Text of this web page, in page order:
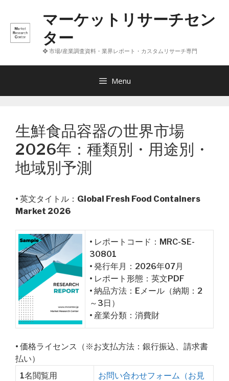
へ
マーケットリサーチセン
ター
❖ 市場/産業調査資料・業界レポート・カスタムリサーチ専門
Menu
生鮮食品容器の世界市場
2026年：種類別・用途別・
地域別予測
• 英文タイトル： Global Fresh Food Containers
Market 2026
• レポートコード：MRC-SE-
30801
• 発行年月：2026年07月
• レポート形態：英文PDF
• 納品方法：Eメール（納期：2
～3日）
• 産業分類：消費財
• 価格ライセンス（※お支払方法：銀行振込、請求書
払い）
1名閲覧用
お問い合わせフォーム（お見